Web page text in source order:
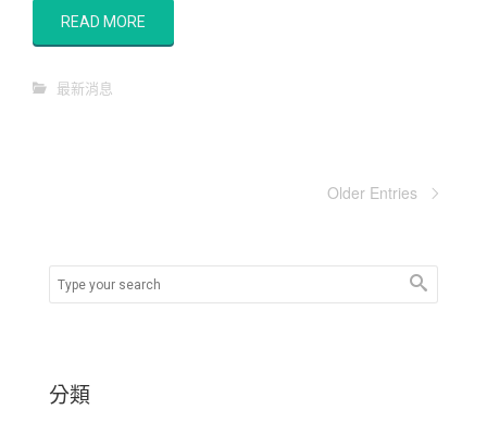
READ MORE
最新消息
Older Entries
分類